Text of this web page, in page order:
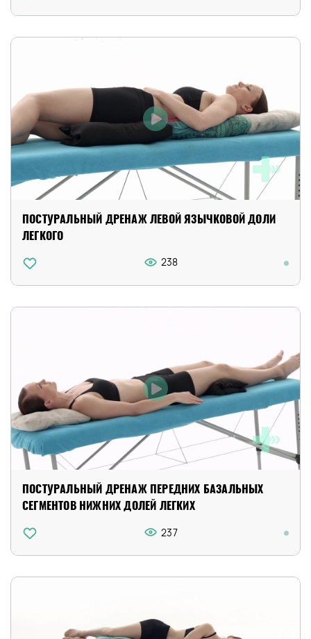
ПОСТУРАЛЬНЫЙ ДРЕНАЖ ЛЕВОЙ ЯЗЫЧКОВОЙ ДОЛИ
ЛЕГКОГО
238
ПОСТУРАЛЬНЫЙ ДРЕНАЖ ПЕРЕДНИХ БАЗАЛЬНЫХ
СЕГМЕНТОВ НИЖНИХ ДОЛЕЙ ЛЕГКИХ
237